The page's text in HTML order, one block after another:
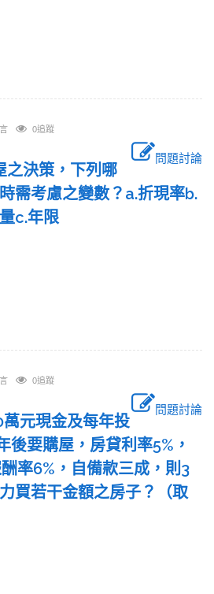
0追蹤
問題討論
之決策，下列哪
需考慮之變數？a.折現率b.
c.年限
0追蹤
問題討論
元現金及每年投
後要購屋，房貸利率5%，
率6%，自備款三成，則3
買若干金額之房子？（取